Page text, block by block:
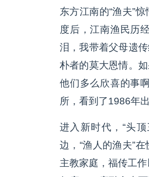
东方江南的“渔夫”
度后，江南渔民历
泪，我带着父母遗
朴者的莫大恩情。
他们多么欣喜的事
所，看到了1986年
进入新时代，“头
边，“渔人的渔夫”
主教家庭，福传工